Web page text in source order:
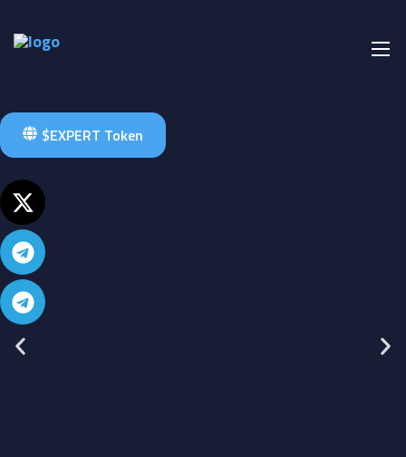
$EXPERT Token
Expert Para
Youtube Kanalı